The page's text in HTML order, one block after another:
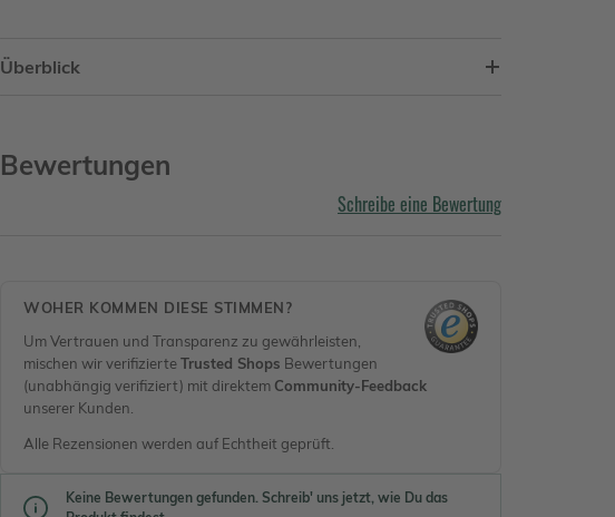
Überblick
Bewertungen
Schreibe eine Bewertung
WOHER KOMMEN DIESE STIMMEN?
Um Vertrauen und Transparenz zu gewährleisten,
mischen wir verifizierteTrusted Shops Bewertungen
(unabhängig verifiziert) mit direktem Community-Feedback
unserer Kunden.
Alle Rezensionen werden auf Echtheit geprüft.
Keine Bewertungen gefunden. Schreib' uns jetzt, wie Du das